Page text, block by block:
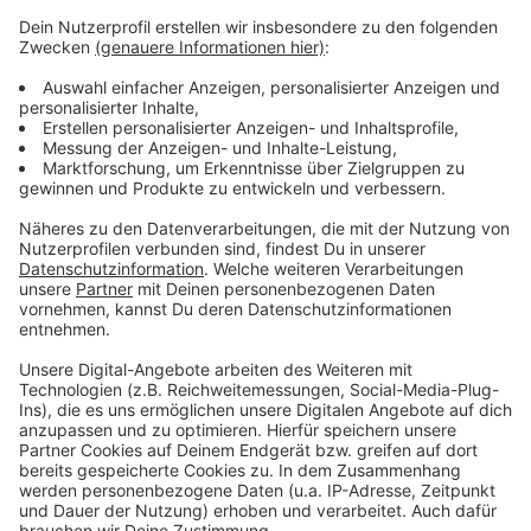
Sorgen, alles wird gut! Auf rauer See braucht man
einen erfahrenen Kapitän, der einen in den sicheren
Hafen der guten Laune schippert. Atzes Mantra für ein
glückliches Leben: "Lass' mich mal machen." Also volle
Kaltstart 24.
Anzeige
Anzeige